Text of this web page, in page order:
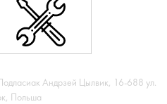
Андрзей Цылвик, 16-688 ул.
Польша